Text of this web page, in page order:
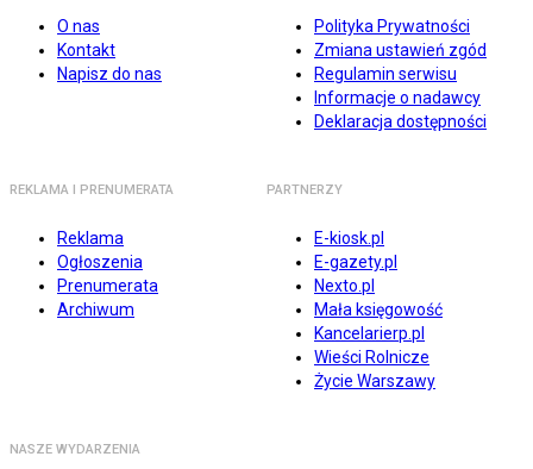
O nas
Kontakt
Napisz do nas
Polityka Prywatności
Zmiana ustawień zgód
Regulamin serwisu
Informacje o nadawcy
Deklaracja dostępności
REKLAMA I PRENUMERATA
Reklama
Ogłoszenia
Prenumerata
Archiwum
PARTNERZY
E-kiosk.pl
E-gazety.pl
Nexto.pl
Mała księgowość
Kancelarierp.pl
Wieści Rolnicze
Życie Warszawy
NASZE WYDARZENIA